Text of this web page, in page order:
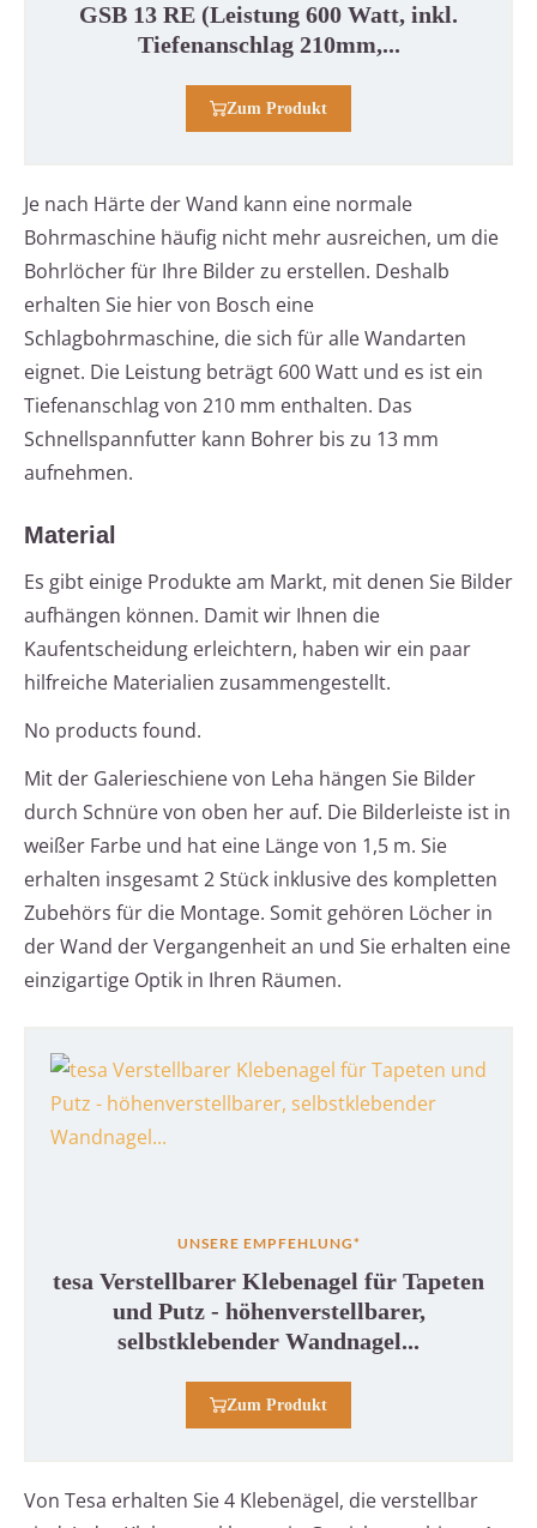
GSB 13 RE (Leistung 600 Watt, inkl.
Tiefenanschlag 210mm,...
Zum Produkt
Je nach Härte der Wand kann eine normale
Bohrmaschine häufig nicht mehr ausreichen, um die
Bohrlöcher für Ihre Bilder zu erstellen. Deshalb
erhalten Sie hier von Bosch eine
Schlagbohrmaschine, die sich für alle Wandarten
eignet. Die Leistung beträgt 600 Watt und es ist ein
Tiefenanschlag von 210 mm enthalten. Das
Schnellspannfutter kann Bohrer bis zu 13 mm
aufnehmen.
Material
Es gibt einige Produkte am Markt, mit denen Sie Bilder
aufhängen können. Damit wir Ihnen die
Kaufentscheidung erleichtern, haben wir ein paar
hilfreiche Materialien zusammengestellt.
No products found.
Mit der Galerieschiene von Leha hängen Sie Bilder
durch Schnüre von oben her auf. Die Bilderleiste ist in
weißer Farbe und hat eine Länge von 1,5 m. Sie
erhalten insgesamt 2 Stück inklusive des kompletten
Zubehörs für die Montage. Somit gehören Löcher in
der Wand der Vergangenheit an und Sie erhalten eine
einzigartige Optik in Ihren Räumen.
UNSERE EMPFEHLUNG*
tesa Verstellbarer Klebenagel für Tapeten
und Putz - höhenverstellbarer,
selbstklebender Wandnagel...
Zum Produkt
Von Tesa erhalten Sie 4 Klebenägel, die verstellbar